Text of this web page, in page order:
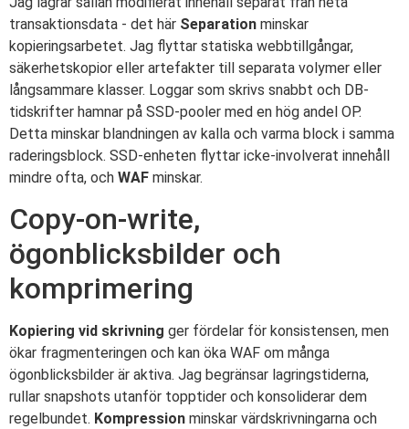
transaktionsdata - det här Separation minskar
kopieringsarbetet. Jag flyttar statiska webbtillgångar,
säkerhetskopior eller artefakter till separata volymer eller
långsammare klasser. Loggar som skrivs snabbt och DB-
tidskrifter hamnar på SSD-pooler med en hög andel OP.
Detta minskar blandningen av kalla och varma block i samma
raderingsblock. SSD-enheten flyttar icke-involverat innehåll
mindre ofta, och WAF minskar.
Copy-on-write,
ögonblicksbilder och
komprimering
Kopiering vid skrivning ger fördelar för konsistensen, men
ökar fragmenteringen och kan öka WAF om många
ögonblicksbilder är aktiva. Jag begränsar lagringstiderna,
rullar snapshots utanför topptider och konsoliderar dem
regelbundet. Kompression minskar värdskrivningarna och